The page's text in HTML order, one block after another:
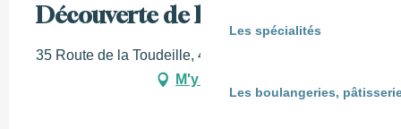
Les spécialités
Les boulangeries,
Découverte de la sophrologie
35 Route de la Toudeille, 40380 Gamarde-les-Bains
M'y rendre